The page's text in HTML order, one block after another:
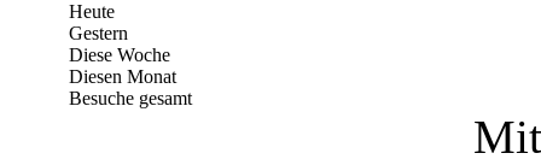
Heute
Gestern
Diese Woche
Diesen Monat
Besuche gesamt